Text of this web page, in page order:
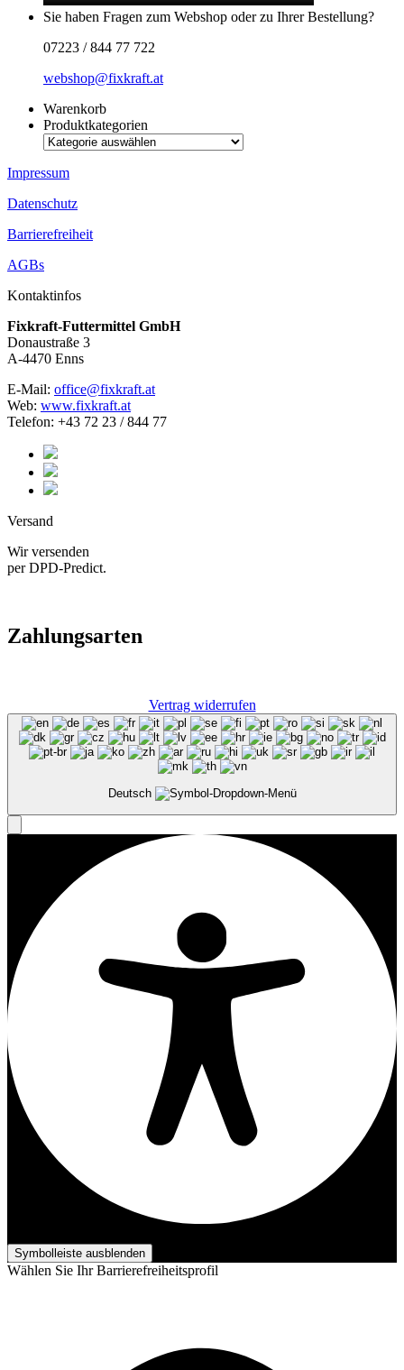
Sie haben Fragen zum Webshop oder zu Ihrer Bestellung?
07223 / 844 77 722
webshop@fixkraft.at
Warenkorb
Produktkategorien
Impressum
Datenschutz
Barrierefreiheit
AGBs
Kontaktinfos
Fixkraft-Futtermittel GmbH
Donaustraße 3
A-4470 Enns
E-Mail: office@fixkraft.at
Web: www.fixkraft.at
Telefon: +43 72 23 / 844 77
Versand
Wir versenden
per DPD-Predict.
Zahlungsarten
Vertrag widerrufen
Deutsch
Symbolleiste ausblenden
Wählen Sie Ihr Barrierefreiheitsprofil